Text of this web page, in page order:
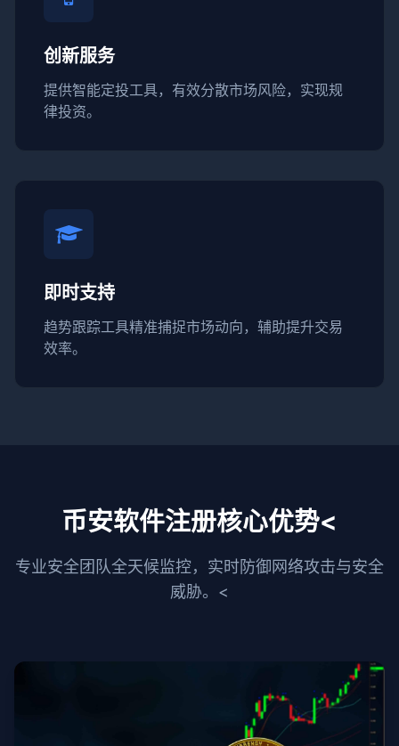
创新服务
提供智能定投工具，有效分散市场风险，实现规
律投资。
即时支持
趋势跟踪工具精准捕捉市场动向，辅助提升交易
效率。
币安软件注册核心优势<
专业安全团队全天候监控，实时防御网络攻击与安全
威胁。<